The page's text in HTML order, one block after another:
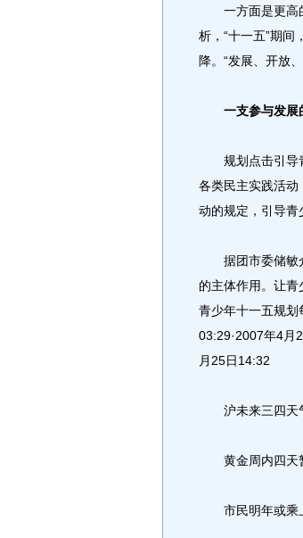
一方面是更高的
析，“十一五”期
降。“发展、开放
一支参与发展
规划点击引导青
各类民主实践活
动的规定，引导青
据团市委储敏介
的主体作用。让
青少年十一五规划
03:29·2007年4月
月25日14:32
沪未来三四天
黄金周内四天
市民明年或乘